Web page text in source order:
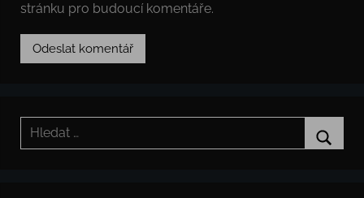
stránku pro budoucí komentáře.
Hledat: